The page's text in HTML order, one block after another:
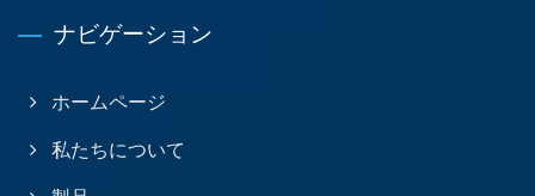
ナビゲーション
ホームページ
私たちについて